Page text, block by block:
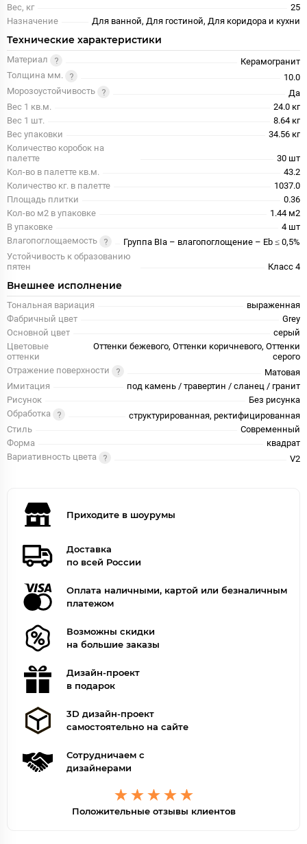
Вес, кг
25
Назначение
Для ванной, Для гостиной, Для коридора и кухни
Технические характеристики
Материал
Керамогранит
Толщина мм.
10.0
Морозоустойчивость
Да
Вес 1 кв.м.
24.0 кг
Вес 1 шт.
8.64 кг
Вес упаковки
34.56 кг
Количество коробок на
палетте
30 шт
Кол-во в палетте кв.м.
43.2
Количество кг. в палетте
1037.0
Площадь плитки
0.36
Кол-во м2 в упаковке
1.44 м2
В упаковке
4 шт
Влагопоглощаемость
Группа BIa – влагопоглощение – Eb ≤ 0,5%
Устойчивость к образованию
пятен
Класс 4
Внешнее исполнение
Тональная вариация
выраженная
Фабричный цвет
Grey
Основной цвет
серый
Цветовые
оттенки
Оттенки бежевого, Оттенки коричневого, Оттенки
серого
Отражение поверхности
Матовая
Имитация
под камень / травертин / сланец / гранит
Рисунок
Без рисунка
Обработка
структурированная, ректифицированная
Стиль
Современный
Форма
квадрат
Вариативность цвета
V2
Приходите в шоурумы
Доставка
по всей России
Оплата наличными, картой или безналичным
платежом
Возможны скидки
на большие заказы
Дизайн-проект
в подарок
3D дизайн-проект
самостоятельно на сайте
Сотрудничаем с
дизайнерами
Положительные отзывы клиентов